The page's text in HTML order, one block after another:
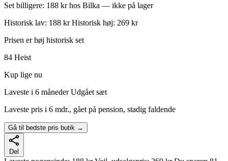
Set billigere: 188 kr hos Bilka — ikke på lager
Historisk lav: 188 kr Historisk høj: 269 kr
Prisen er høj historisk set
84 Heist
Kup lige nu
Laveste i 6 måneder Udgået sæt
Laveste pris i 6 mdr., gået på pension, stadig faldende
Gå til bedste pris butik →
Del